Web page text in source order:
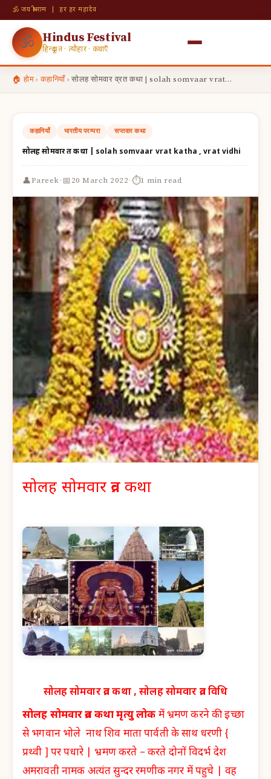
🕉 जय श्री राम | हर हर महादेव
🕉 Hindus Festival
हिन्दू व्रत · त्यौहार · कथाएँ
🏠 होम› कहानियाँ › सोलह सोमवार व्रत कथा | solah somvaar vrat…
कहानियाँ भारतीय परम्परा सप्तवार कथा
सोलह सोमवार व्रत कथा | solah somvaar vrat katha , vrat vidhi
👤Pareek·📅20 March 2022·⏱1 min read
सोलह सोमवार व्रत कथा
सोलह सोमवार व्रत कथा , सोलह सोमवार व्रत विधि
सोलह सोमवार व्रत कथा मृत्यु लोक में भ्रमण करने की इच्छा
से भगवान भोले नाथ शिव माता पार्वती के साथ धरणी {
प्रथ्वी ] पर पधारे | भ्रमण करते – करते दोनों विदर्भ देश
अमरावती नामक अत्यंत सुन्दर रमणीक नगर में पहुचे | वह